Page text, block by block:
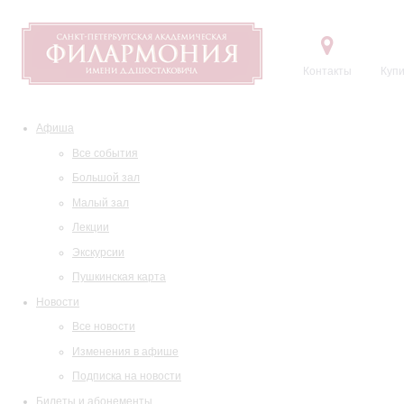
Контакты
Афиша
Все события
Большой зал
Малый зал
Лекции
Экскурсии
Пушкинская карта
Новости
Все новости
Изменения в афише
Подписка на новости
Билеты и абонементы